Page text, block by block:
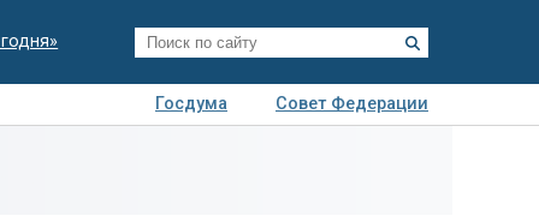
Госдума
Совет Федерации